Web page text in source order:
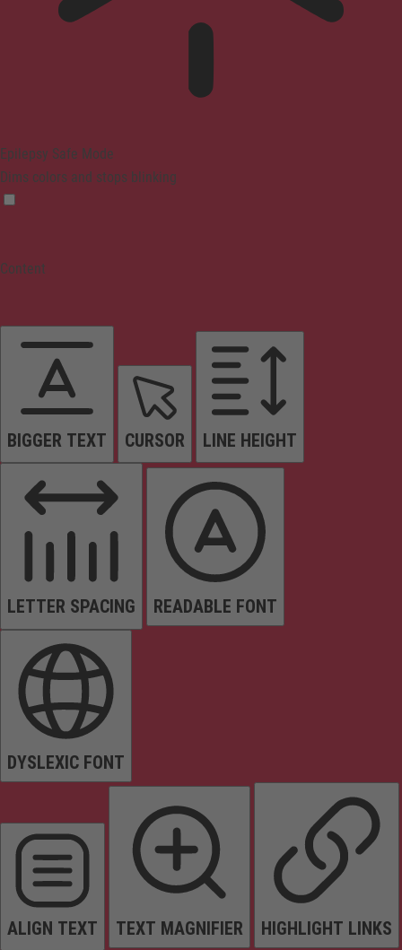
Epilepsy Safe Mode
Dims colors and stops blinking
Content
BIGGER TEXT CURSOR LINE HEIGHT
LETTER SPACING READABLE FONT
DYSLEXIC FONT
ALIGN TEXT TEXT MAGNIFIER HIGHLIGHT LINKS